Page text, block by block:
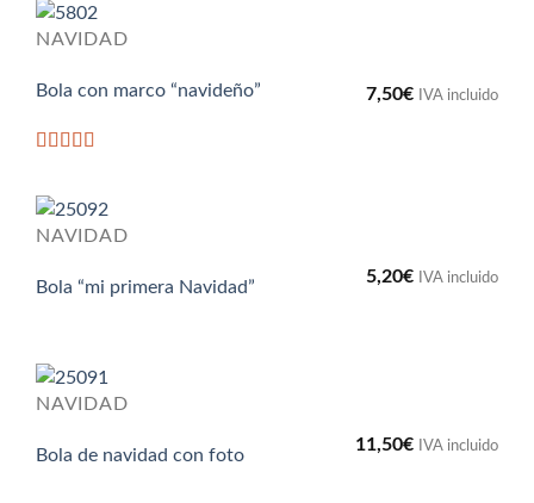
NAVIDAD
Bola con marco “navideño” 7,50€ IVA incluido
NAVIDAD
Bola “mi primera Navidad”
5,20€ IVA incluido
NAVIDAD
Bola de navidad con foto
11,50€ IVA incluido